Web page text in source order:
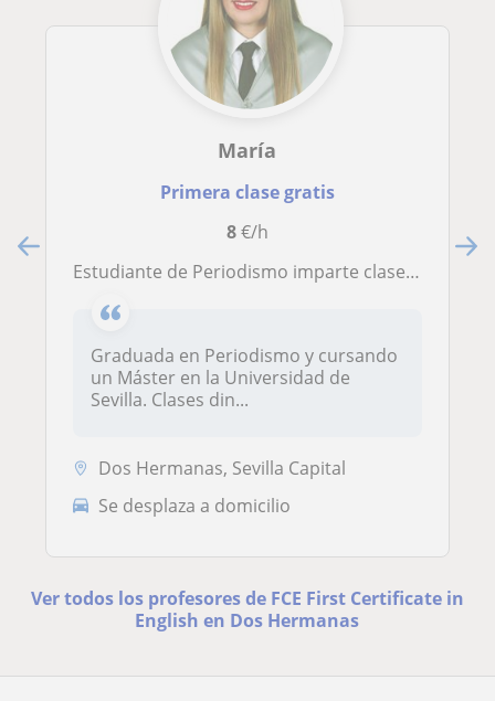
María
Primera clase gratis
8€/h
Estudiante de Periodismo imparte clases de inglés, tanto presenciales como online
Graduada en Periodismo y cursando
un Máster en la Universidad de
Sevilla. Clases din...
Dos Hermanas, Sevilla Capital
Se desplaza a domicilio
Ver todos los profesores de FCE First Certificate in
English en Dos Hermanas